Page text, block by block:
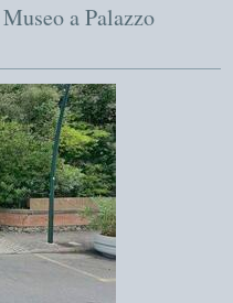
a Palazzo